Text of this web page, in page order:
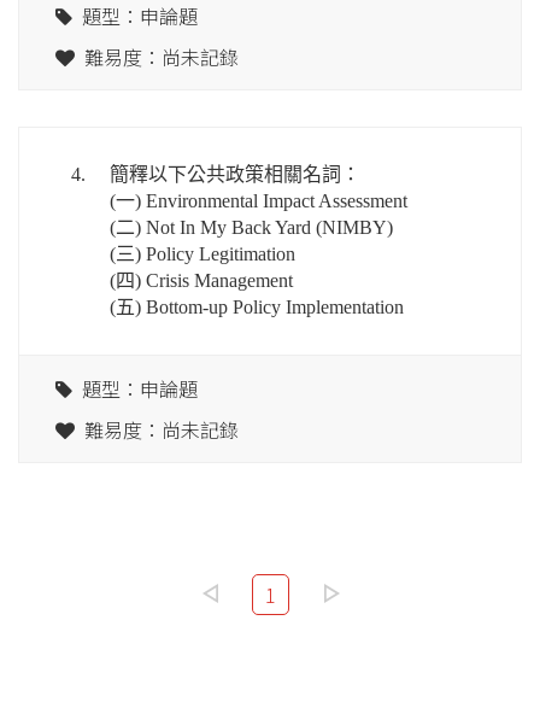
題型：申論題
難易度：尚未記錄
4.
簡釋以下公共政策相關名詞：
(一) Environmental Impact Assessment
(二) Not In My Back Yard (NIMBY)
(三) Policy Legitimation
(四) Crisis Management
(五) Bottom-up Policy Implementation
題型：申論題
難易度：尚未記錄
1